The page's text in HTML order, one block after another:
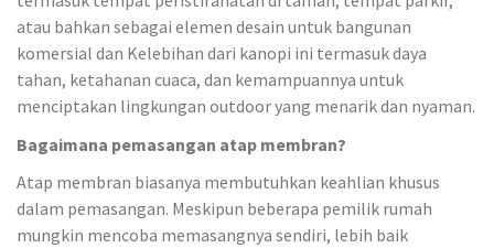
atau bahkan sebagai elemen desain untuk bangunan
komersial dan Kelebihan dari kanopi ini termasuk daya
tahan, ketahanan cuaca, dan kemampuannya untuk
menciptakan lingkungan outdoor yang menarik dan nyaman.
Bagaimana pemasangan atap membran?
Atap membran biasanya membutuhkan keahlian khusus
dalam pemasangan. Meskipun beberapa pemilik rumah
mungkin mencoba memasangnya sendiri, lebih baik